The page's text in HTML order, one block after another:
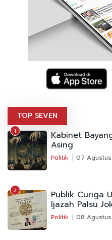
TOP SEVEN
1 Kabinet
Asing
Politik 07
2 Publik Curiga
Ijazah Palsu
Politik 08